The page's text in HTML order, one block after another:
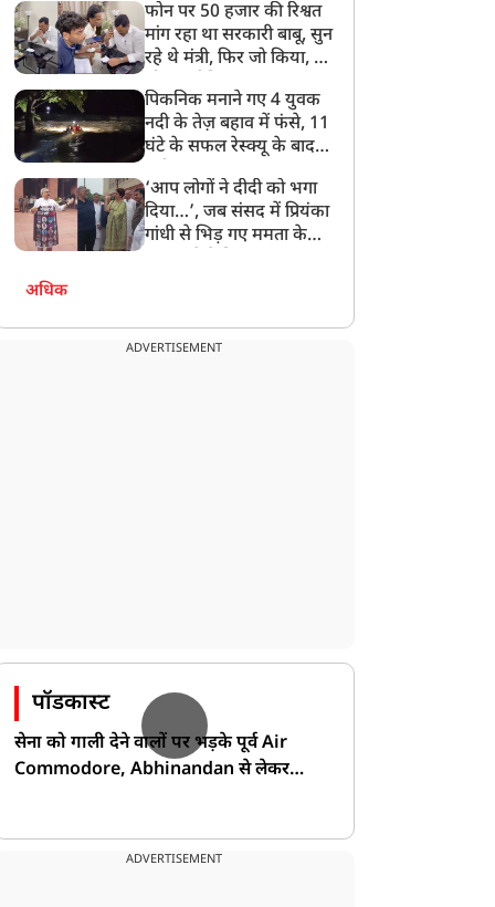
बेटी को गोद लें प्रधानमंत्री
फोन पर 50 हजार की रिश्वत
मांग रहा था सरकारी बाबू, सुन
रहे थे मंत्री, फिर जो किया, वो
पिकनिक मनाने गए 4 युवक
नदी के तेज़ बहाव में फंसे, 11
घंटे के सफल रेस्क्यू के बाद
‘आप लोगों ने दीदी को भगा
दिया…’, जब संसद में प्रियंका
गांधी से भिड़ गए ममता के
अधिक
ADVERTISEMENT
पॉडकास्ट
सेना को गाली देने वालों पर भड़के पूर्व Air
Commodore, Abhinandan से लेकर
ADVERTISEMENT